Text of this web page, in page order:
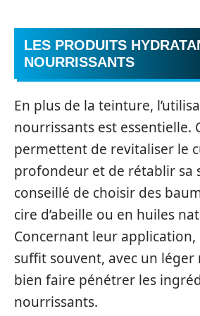
LES PRODUITS
NOURRISSANTS
En plus de la teinture,
nourrissants est essentielle.
permettent de revitaliser le
profondeur et de rétablir sa
conseillé de choisir des
cire d’abeille ou en huiles
Concernant leur
suffit souvent, avec un léger
bien faire pénétrer les
nourrissants.